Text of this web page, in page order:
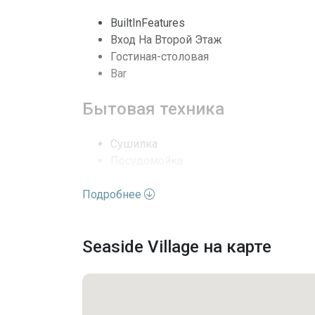
Последние изменения
BuiltInFeatures
Вход На Второй Этаж
Гостиная-столовая
Bar
Бытовая техника
Сушилка
Измельчитель мусора
Стиральная машина
Удобства комплекса
Подробнее
Seaside Village на карте